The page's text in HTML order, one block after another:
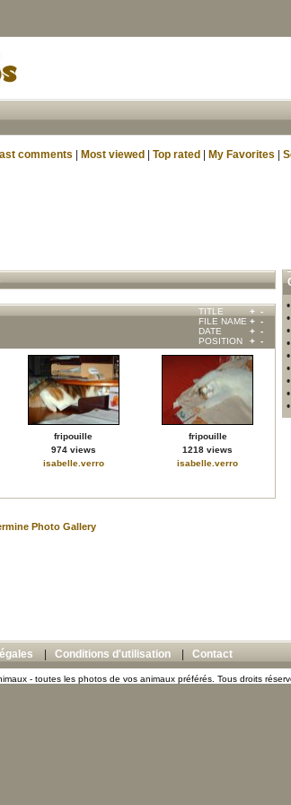
comments Most viewed Top rated My Favorites
TITLE + -
FILE NAME + -
DATE
+ -
POSITION
+ -
fripouille
974 views
isabelle.verro
fripouille
1218 views
isabelle.verro
Photo Gallery
•
•
•
•
Conditions d'utilisation Contact
- toutes les photos de vos animaux préférés. Tous droits